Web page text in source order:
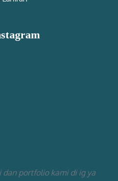
portfolio kami di ig ya